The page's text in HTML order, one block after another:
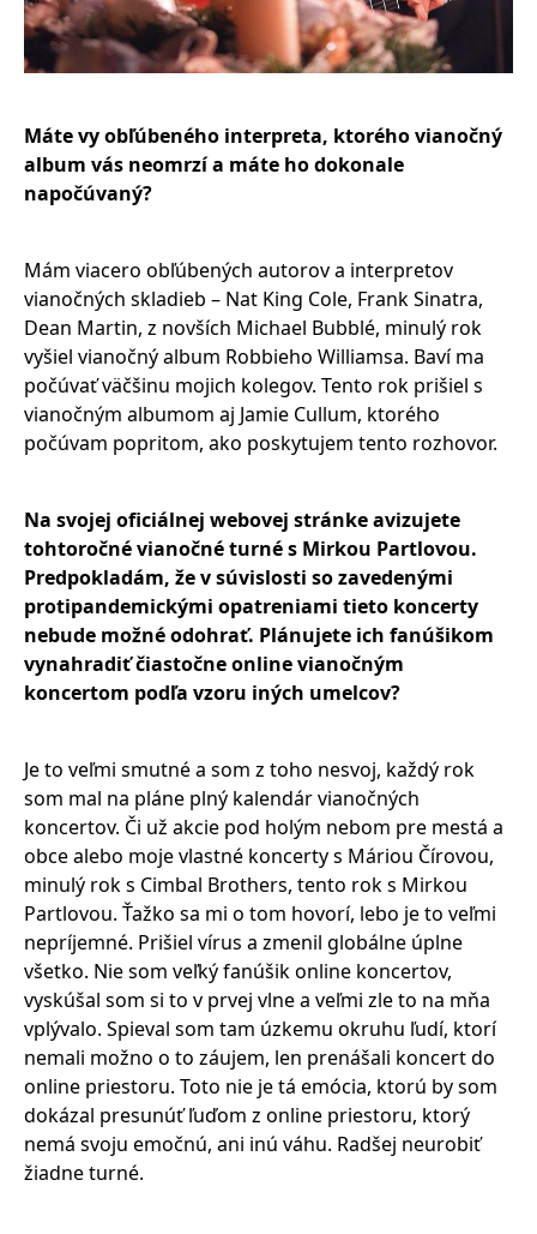
Máte vy obľúbeného interpreta, ktorého vianočný
album vás neomrzí a máte ho dokonale
napočúvaný?
Mám viacero obľúbených autorov a interpretov
vianočných skladieb – Nat King Cole, Frank Sinatra,
Dean Martin, z novších Michael Bubblé, minulý rok
vyšiel vianočný album Robbieho Williamsa. Baví ma
počúvať väčšinu mojich kolegov. Tento rok prišiel s
vianočným albumom aj Jamie Cullum, ktorého
počúvam popritom, ako poskytujem tento rozhovor.
Na svojej oficiálnej webovej stránke avizujete
tohtoročné vianočné turné s Mirkou Partlovou.
Predpokladám, že v súvislosti so zavedenými
protipandemickými opatreniami tieto koncerty
nebude možné odohrať. Plánujete ich fanúšikom
vynahradiť čiastočne online vianočným
koncertom podľa vzoru iných umelcov?
Je to veľmi smutné a som z toho nesvoj, každý rok
som mal na pláne plný kalendár vianočných
koncertov. Či už akcie pod holým nebom pre mestá a
obce alebo moje vlastné koncerty s Máriou Čírovou,
minulý rok s Cimbal Brothers, tento rok s Mirkou
Partlovou. Ťažko sa mi o tom hovorí, lebo je to veľmi
nepríjemné. Prišiel vírus a zmenil globálne úplne
všetko. Nie som veľký fanúšik online koncertov,
vyskúšal som si to v prvej vlne a veľmi zle to na mňa
vplývalo. Spieval som tam úzkemu okruhu ľudí, ktorí
nemali možno o to záujem, len prenášali koncert do
online priestoru. Toto nie je tá emócia, ktorú by som
dokázal presunúť ľuďom z online priestoru, ktorý
nemá svoju emočnú, ani inú váhu. Radšej neurobiť
žiadne turné.